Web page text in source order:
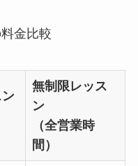
金比較
無制限レッス
ン
（全営業時
間）